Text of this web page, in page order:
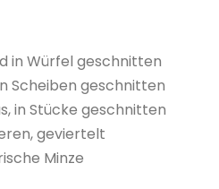
in Würfel geschnitten
Scheiben geschnitten
in Stücke geschnitten
geviertelt
Minze